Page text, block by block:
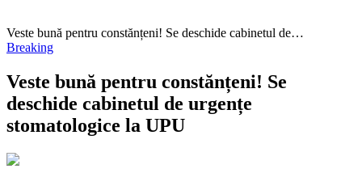
Veste bună pentru constănțeni! Se deschide cabinetul de…
Breaking
Veste bună pentru constănțeni! Se
deschide cabinetul de urgențe
stomatologice la UPU